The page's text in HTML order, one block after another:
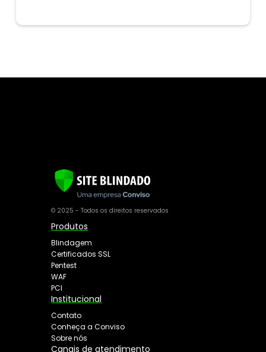
© 2025 - Todos os direitos reservados
Produtos
Blindagem
Certificados SSL
Pentest
WAF
PCI
Institucional
Contato
Conheça a Conviso
Sobre nós
Canais de atendimento